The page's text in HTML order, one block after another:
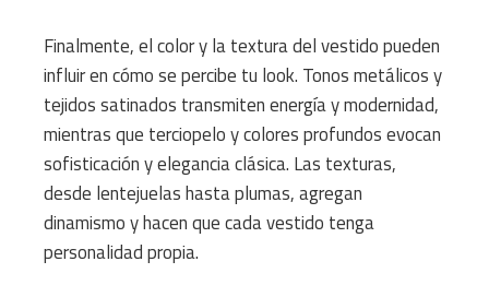
Finalmente, el color y la textura del vestido pueden
influir en cómo se percibe tu look. Tonos metálicos y
tejidos satinados transmiten energía y modernidad,
mientras que terciopelo y colores profundos evocan
sofisticación y elegancia clásica. Las texturas,
desde lentejuelas hasta plumas, agregan
dinamismo y hacen que cada vestido tenga
personalidad propia.